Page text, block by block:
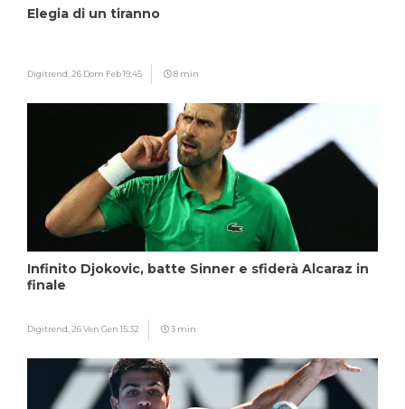
Elegia di un tiranno
Digitrend, 26 Dom Feb 19:45 8 min
Infinito Djokovic, batte Sinner e sfiderà Alcaraz in
finale
Digitrend, 26 Ven Gen 15:32 3 min